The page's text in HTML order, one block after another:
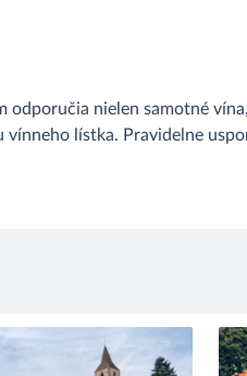
odporučia nielen samotné
vínneho lístka. Pravidelne